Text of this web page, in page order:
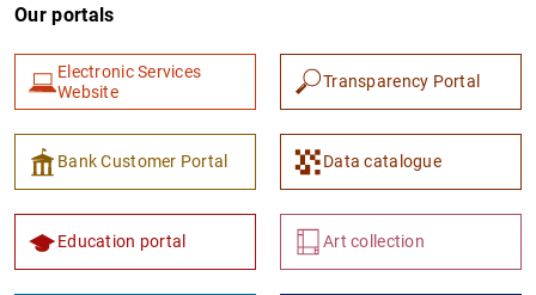
Our portals
Electronic Services
Website
Transparency Portal
Bank Customer Portal Data catalogue
Education portal Art collection